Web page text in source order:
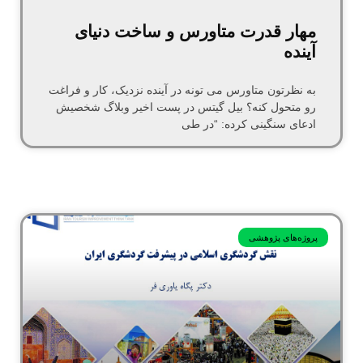
مهار قدرت متاورس و ساخت دنیای
آینده
به نظرتون متاورس می تونه در آینده نزدیک، کار و فراغت
رو متحول کنه؟ بیل گیتس در پست اخیر وبلاگ شخصیش
ادعای سنگینی کرده: “در طی
پروژه‌های پژوهشی